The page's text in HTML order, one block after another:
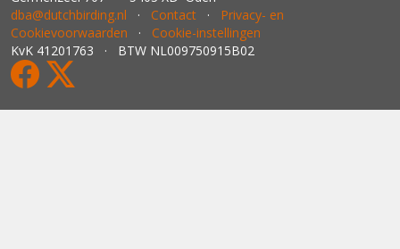
dba@dutchbirding.nl · Contact · Privacy- en
Cookievoorwaarden · Cookie-instellingen
KvK 41201763 · BTW NL009750915B02